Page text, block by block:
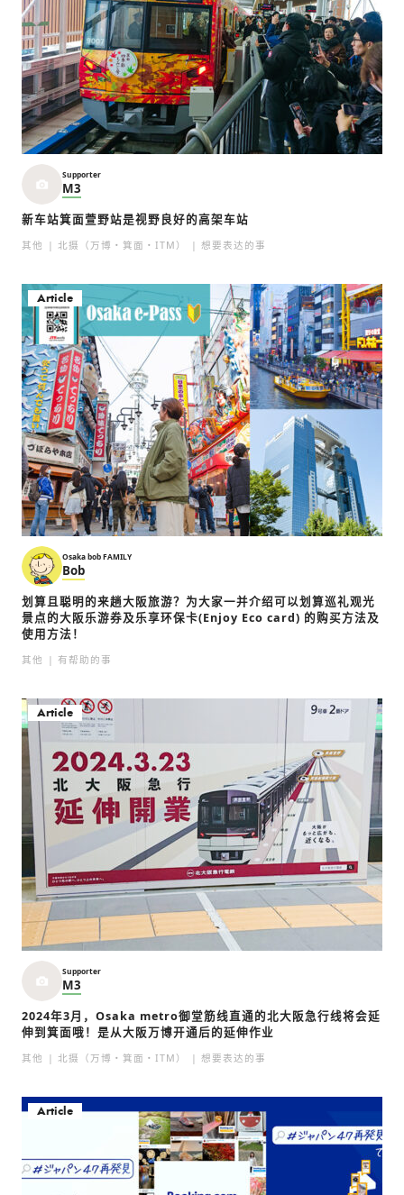
Supporter
M3
新车站箕面萱野站是视野良好的高架车站
其他 北摄（万博・箕面・ITM） 想要表达的事
Article
Osaka bob FAMILY
Bob
划算且聪明的来趟大阪旅游？为大家一并介绍可以划算巡礼观光
景点的大阪乐游券及乐享环保卡(Enjoy Eco card) 的购买方法及
使用方法！
其他 有帮助的事
Article
Supporter
M3
2024年3月，Osaka metro御堂筋线直通的北大阪急行线将会延
伸到箕面哦！是从大阪万博开通后的延伸作业
其他 北摄（万博・箕面・ITM） 想要表达的事
Article